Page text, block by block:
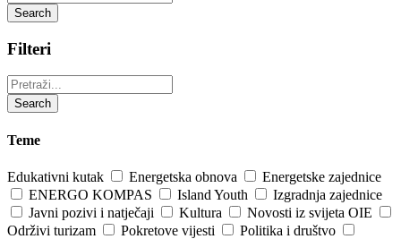
Search
Filteri
Pretraži:
Search
Teme
Edukativni kutak Energetska obnova
Energetske zajednice
ENERGO KOMPAS
Island Youth
Izgradnja zajednice
Javni pozivi i natječaji
Kultura
Novosti iz svijeta OIE
Održivi turizam
Pokretove vijesti
Politika i društvo